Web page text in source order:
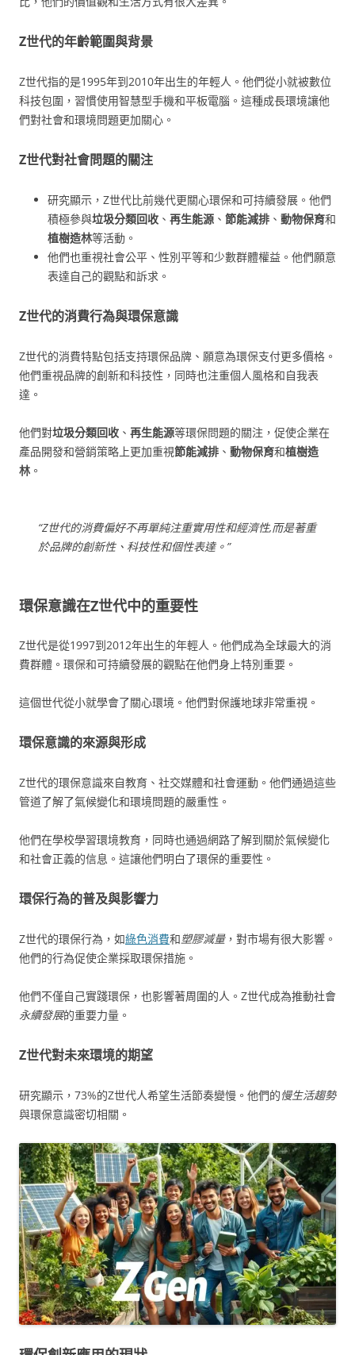
Z世代的年齡範圍與背景
Z世代指的是1995年到2010年出生的年輕人。他們從小就被數位
科技包圍，習慣使用智慧型手機和平板電腦。這種成長環境讓他
們對社會和環境問題更加關心。
Z世代對社會問題的關注
研究顯示，Z世代比前幾代更關心環保和可持續發展。他們
積極參與垃圾分類回收 、 再生能源 、 節能減排 、 動物保育和
植樹造林等活動。
他們也重視社會公平、性別平等和少數群體權益。他們願意
表達自己的觀點和訴求。
Z世代的消費行為與環保意識
Z世代的消費特點包括支持環保品牌、願意為環保支付更多價格。
他們重視品牌的創新和科技性，同時也注重個人風格和自我表
達。
他們對垃圾分類回收 、 再生能源等環保問題的關注，促使企業在
產品開發和營銷策略上更加重視節能減排 、 動物保育和植樹造
林 。
“Z世代的消費偏好不再單純注重實用性和經濟性,而是著重
於品牌的創新性、科技性和個性表達。”
環保意識在Z世代中的重要性
Z世代是從1997到2012年出生的年輕人。他們成為全球最大的消
費群體。環保和可持續發展的觀點在他們身上特別重要。
這個世代從小就學會了關心環境。他們對保護地球非常重視。
環保意識的來源與形成
Z世代的環保意識來自教育、社交媒體和社會運動。他們通過這些
管道了解了氣候變化和環境問題的嚴重性。
他們在學校學習環境教育，同時也通過網路了解到關於氣候變化
和社會正義的信息。這讓他們明白了環保的重要性。
環保行為的普及與影響力
Z世代的環保行為，如綠色消費和塑膠減量，對市場有很大影響。
他們的行為促使企業採取環保措施。
他們不僅自己實踐環保，也影響著周圍的人。Z世代成為推動社會
永續發展的重要力量。
Z世代對未來環境的期望
研究顯示，73%的Z世代人希望生活節奏變慢。他們的慢生活趨勢
與環保意識密切相關。